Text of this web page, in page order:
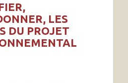
LES
DU PROJET